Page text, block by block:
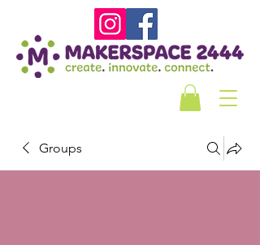
Groups